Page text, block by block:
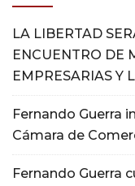
LA LIBERTAD
ENCUENTRO DE
EMPRESARIAS Y
Fernando Guerra
Cámara de
Fernando Guerra